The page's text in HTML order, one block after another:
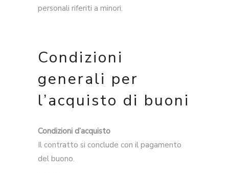
personali riferiti a minori.
Condizioni
generali per
l’acquisto di buoni
Condizioni d’acquisto
Il contratto si conclude con il pagamento
del buono.